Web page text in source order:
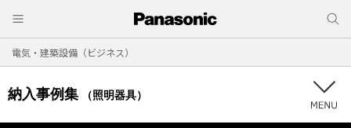
電気・建築設備（ビジネス）
納入事例集 （照明器具）